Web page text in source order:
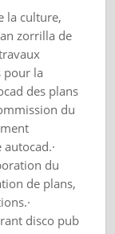
la culture,
zorrilla de
pour la
des plans
du
du
de plans,
disco pub